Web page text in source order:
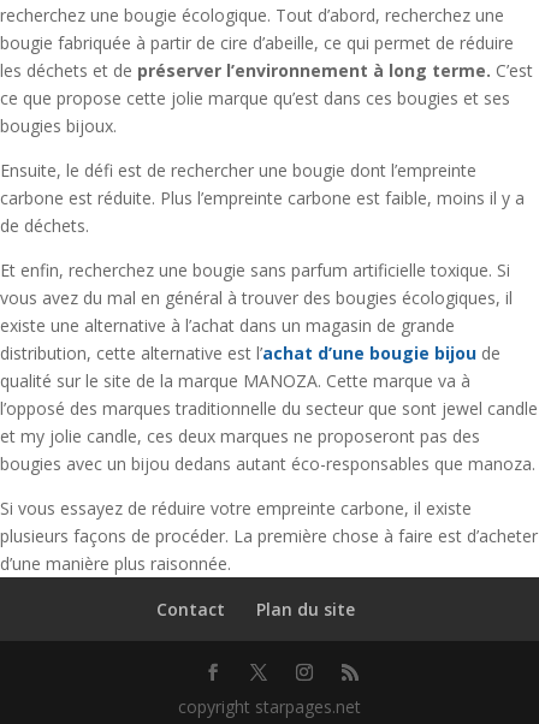
recherchez une bougie écologique. Tout d’abord, recherchez une
bougie fabriquée à partir de cire d’abeille, ce qui permet de réduire
les déchets et de préserver l’environnement à long terme. C’est
ce que propose cette jolie marque qu’est dans ces bougies et ses
bougies bijoux.
Ensuite, le défi est de rechercher une bougie dont l’empreinte
carbone est réduite. Plus l’empreinte carbone est faible, moins il y a
de déchets.
Et enfin, recherchez une bougie sans parfum artificielle toxique. Si
vous avez du mal en général à trouver des bougies écologiques, il
existe une alternative à l’achat dans un magasin de grande
distribution, cette alternative est l’achat d’une bougie bijou de
qualité sur le site de la marque MANOZA. Cette marque va à
l’opposé des marques traditionnelle du secteur que sont jewel candle
et my jolie candle, ces deux marques ne proposeront pas des
bougies avec un bijou dedans autant éco-responsables que manoza.
Si vous essayez de réduire votre empreinte carbone, il existe
plusieurs façons de procéder. La première chose à faire est d’acheter
d’une manière plus raisonnée.
Contact
Plan du site
copyright starpages.net